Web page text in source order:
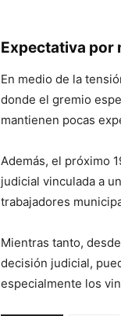
Expectativa por
En medio de la
donde el gremio
mantienen pocas
Además, el próximo
judicial vinculada a
trabajadores
Mientras tanto,
decisión judicial,
especialmente los